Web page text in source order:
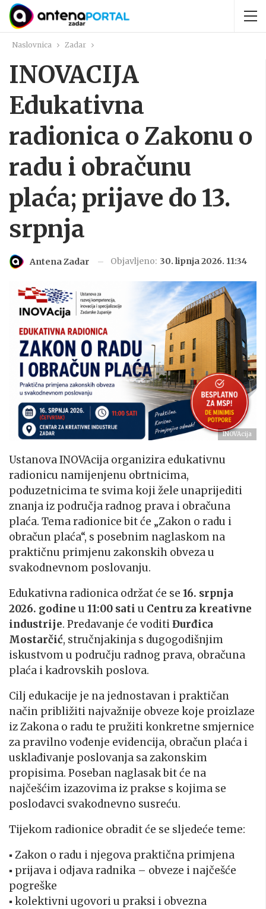
Naslovnica Zadar
INOVACIJA
Edukativna
radionica o Zakonu o
radu i obračunu
plaća; prijave do 13.
srpnja
Antena Zadar Objavljeno: 30. lipnja 2026. 11:34
INOVAcija
Ustanova INOVAcija organizira edukativnu
radionicu namijenjenu obrtnicima,
poduzetnicima te svima koji žele unaprijediti
znanja iz područja radnog prava i obračuna
plaća. Tema radionice bit će „Zakon o radu i
obračun plaća“, s posebnim naglaskom na
praktičnu primjenu zakonskih obveza u
svakodnevnom poslovanju.
Edukativna radionica održat će se 16. srpnja
2026. godine u 11:00 sati u Centru za kreativne
industrije. Predavanje će voditiĐurđica
Mostarčić, stručnjakinja s dugogodišnjim
iskustvom u području radnog prava, obračuna
plaća i kadrovskih poslova.
Cilj edukacije je na jednostavan i praktičan
način približiti najvažnije obveze koje proizlaze
iz Zakona o radu te pružiti konkretne smjernice
za pravilno vođenje evidencija, obračun plaća i
usklađivanje poslovanja sa zakonskim
propisima. Poseban naglasak bit će na
najčešćim izazovima iz prakse s kojima se
poslodavci svakodnevno susreću.
Tijekom radionice obradit će se sljedeće teme:
▪ Zakon o radu i njegova praktična primjena
▪ prijava i odjava radnika – obveze i najčešće
pogreške
▪ kolektivni ugovori u praksi i obvezna